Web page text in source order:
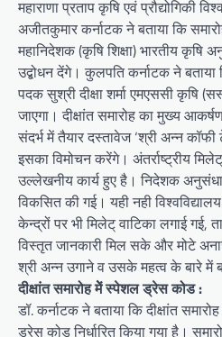
महाराणा प्रताप कृषि एवं प्रौद्योगिकी
अजीतकुमार कर्नाटक ने बताया कि
महानिदेशक (कृषि शिक्षा) भारतीय कृषि
उद्बोधन देंगे। कुलपति कर्नाटक ने बताया
पदक सुश्री दीक्षा शर्मा एमएससी कृषि
जाएगा। दीक्षांत समारोह का मुख्य
संदर्भ में तैयार दस्तावेज ‘श्री अन्न कॉफी
इसका विमोचन करेंगे। अंतर्राष्ट्रीय
उल्लेखनीय कार्य हुए है। निदेशक
विकसित की गई। यही नही
केन्द्रों पर भी मिलेट् वाटिका लगाई गई,
विस्तृत जानकारी मिल सके और मोटे
श्री अन्न उगाने व उसके महत्व के बारे में
दीक्षांत समारोह मेें स्पेशल ड्रेस कोड :
डॉ. कर्नाटक ने बताया कि दीक्षांत
ड्रेस कोड निर्धारित किया गया है।